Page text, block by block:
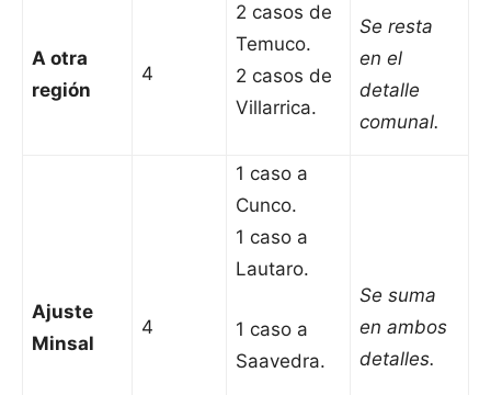
A otra
región
4
2 casos de
Temuco.
2 casos de
Villarrica.
Se resta
en el
detalle
comunal.
Ajuste
Minsal
4
1 caso a
Cunco.
1 caso a
Lautaro.
1 caso a
Saavedra.
Se suma
en ambos
detalles.